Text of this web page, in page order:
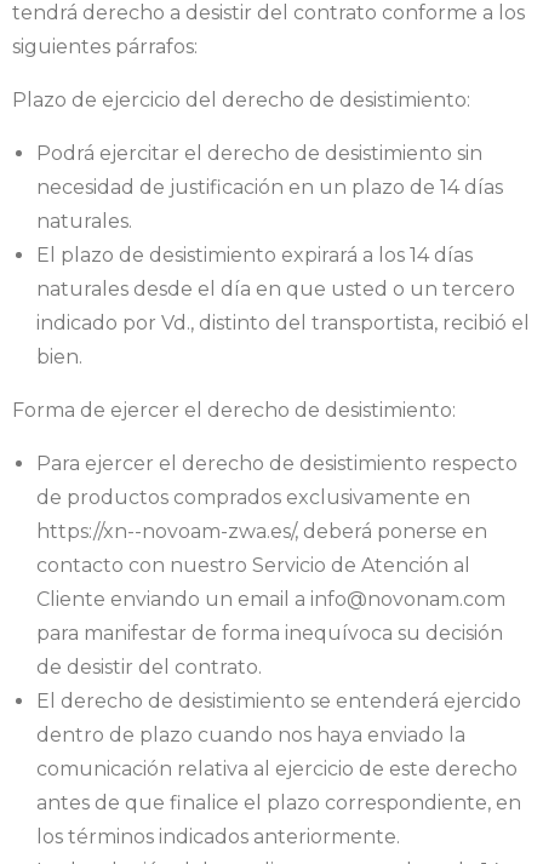
tendrá derecho a desistir del contrato conforme a los
siguientes párrafos:
Plazo de ejercicio del derecho de desistimiento:
Podrá ejercitar el derecho de desistimiento sin
necesidad de justificación en un plazo de 14 días
naturales.
El plazo de desistimiento expirará a los 14 días
naturales desde el día en que usted o un tercero
indicado por Vd., distinto del transportista, recibió el
bien.
Forma de ejercer el derecho de desistimiento:
Para ejercer el derecho de desistimiento respecto
de productos comprados exclusivamente en
https://xn--novoam-zwa.es/, deberá ponerse en
contacto con nuestro Servicio de Atención al
Cliente enviando un email a info@novonam.com
para manifestar de forma inequívoca su decisión
de desistir del contrato.
El derecho de desistimiento se entenderá ejercido
dentro de plazo cuando nos haya enviado la
comunicación relativa al ejercicio de este derecho
antes de que finalice el plazo correspondiente, en
los términos indicados anteriormente.